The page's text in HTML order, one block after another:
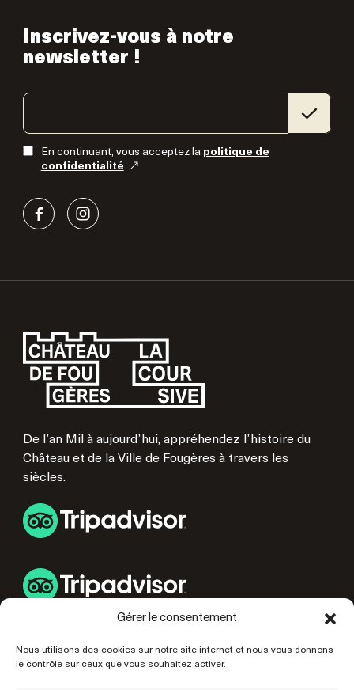
Gérer le consentement
Nous utilisons des cookies sur notre site internet et nous vous donnons
le contrôle sur ceux que vous souhaitez activer.
Inscrivez-vous à notre
newsletter !
En continuant, vous acceptez la politique de
confidentialité
De l’an Mil à aujourd’hui, appréhendez l’histoire du
Château et de la Ville de Fougères à travers les
siècles.
LIENS UTILES